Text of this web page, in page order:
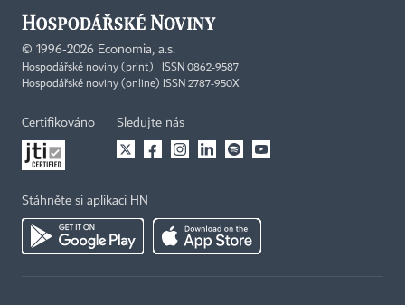
© 1996-2026 Economia, a.s.
Hospodářské noviny (print) ISSN 0862-9587
Hospodářské noviny (online) ISSN 2787-950X
Certifikováno Sledujte nás
Stáhněte si aplikaci HN